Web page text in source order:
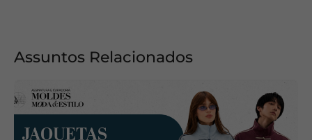
Assuntos Relacionados